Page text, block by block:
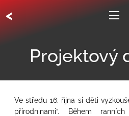
<
Projektový
Ve středu 16. října si děti
přírodninami“. Během